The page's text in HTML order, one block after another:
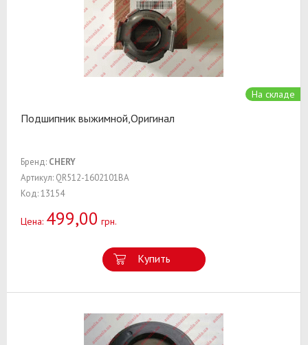
На складе
Подшипник выжимной,Оригинал
Бренд: CHERY
Артикул: QR512-1602101BA
Код: 13154
Цена: 499,00 грн.
Купить